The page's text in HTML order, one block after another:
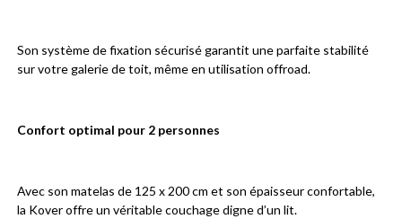
Son système de fixation sécurisé garantit une parfaite stabilité
sur votre galerie de toit, même en utilisation offroad.
Confort optimal pour 2 personnes
Avec son matelas de 125 x 200 cm et son épaisseur confortable,
la Kover offre un véritable couchage digne d’un lit.